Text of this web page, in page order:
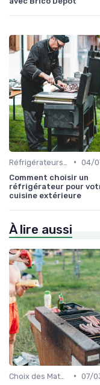
• 04/
Comment choisir un
réfrigérateur pour
cuisine extérieure
À lire aussi
• 07/